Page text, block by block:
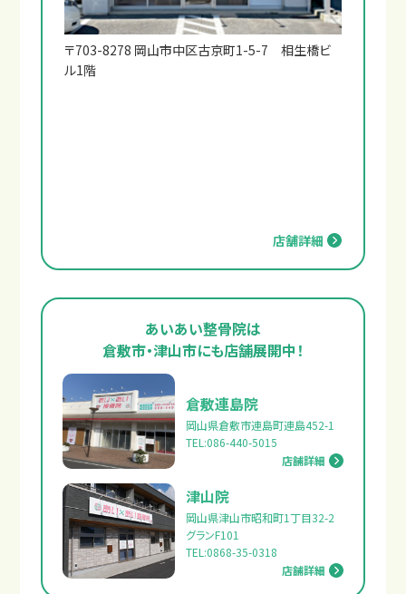
〒703-8278 岡山市中区古京町1-5-7 相生橋ビ
ル1階
店舗詳細
あいあい整骨院は
倉敷市・津山市にも店舗展開中！
倉敷連島院
岡山県倉敷市連島町連島452-1
TEL:086-440-5015
店舗詳細
津山院
岡山県津山市昭和町1丁目32-2
グランF101
TEL:0868-35-0318
店舗詳細